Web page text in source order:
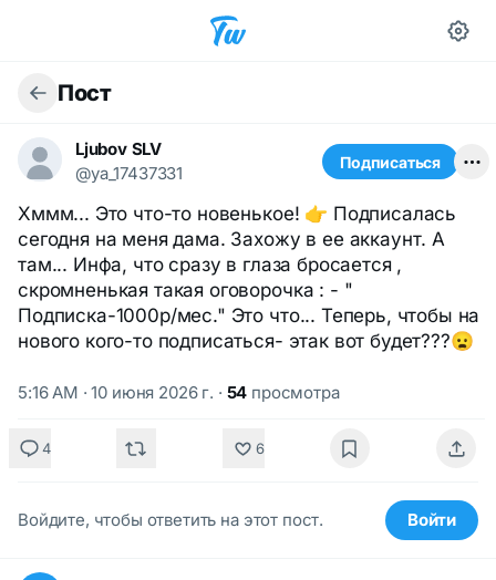
Пост
Ljubov SLV
@ya_17437331
Подписаться
Хммм... Это что-то новенькое! 👉 Подписалась
сегодня на меня дама. Захожу в ее аккаунт. А
там... Инфа, что сразу в глаза бросается ,
скромненькая такая оговорочка : - "
Подписка-1000р/мес." Это что... Теперь, чтобы на
нового кого-то подписаться- этак вот будет???😦
5:16 AM · 10 июня 2026 г. · 54 просмотра
4 6
Войдите, чтобы ответить на этот пост. Войти